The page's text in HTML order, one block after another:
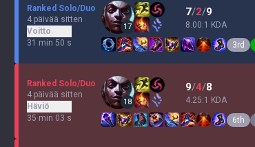
Ranked Solo/Duo
4 päivää sitten
Voitto
31 min 50 s
17
7/2/9
8.00:1 KDA
3rd
Ranked Solo/Duo
4 päivää sitten
Häviö
35 min 03 s
18
9/4/8
4.25:1 KDA
6th